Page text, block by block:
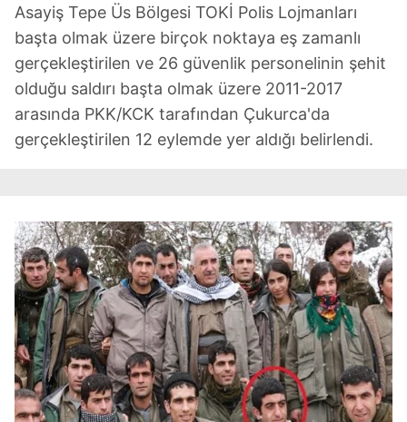
Asayiş Tepe Üs Bölgesi TOKİ Polis Lojmanları
başta olmak üzere birçok noktaya eş zamanlı
gerçekleştirilen ve 26 güvenlik personelinin şehit
olduğu saldırı başta olmak üzere 2011-2017
arasında PKK/KCK tarafından Çukurca'da
gerçekleştirilen 12 eylemde yer aldığı belirlendi.